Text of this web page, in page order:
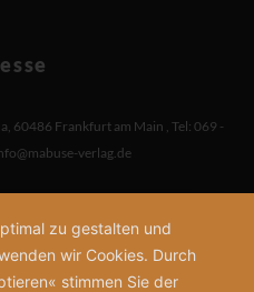
, 60486 Frankfurt am Main , Tel: 069 -
verlag.de
zu gestalten und
wir Cookies. Durch
stimmen Sie der